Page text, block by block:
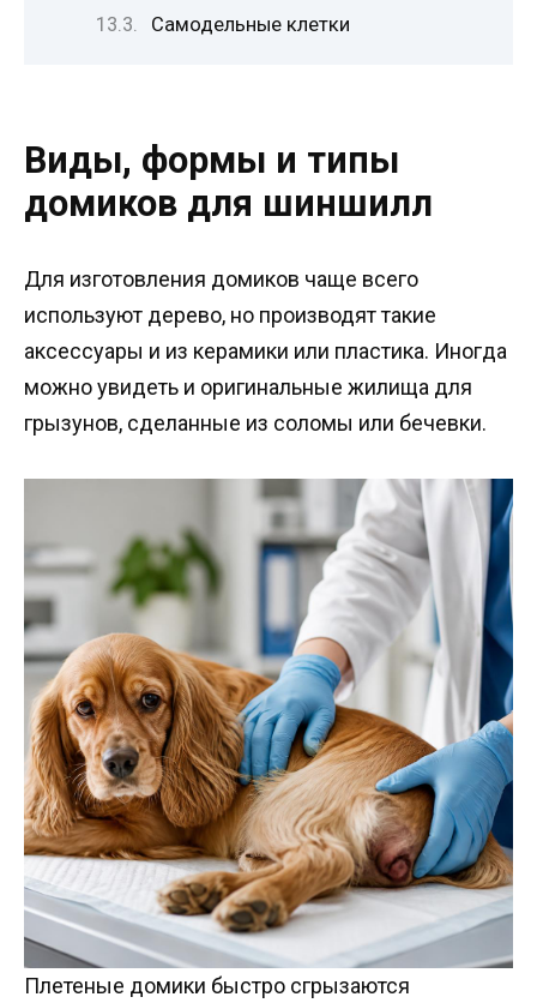
Самодельные клетки
Виды, формы и типы
домиков для шиншилл
Для изготовления домиков чаще всего
используют дерево, но производят такие
аксессуары и из керамики или пластика. Иногда
можно увидеть и оригинальные жилища для
грызунов, сделанные из соломы или бечевки.
Плетеные домики быстро сгрызаются